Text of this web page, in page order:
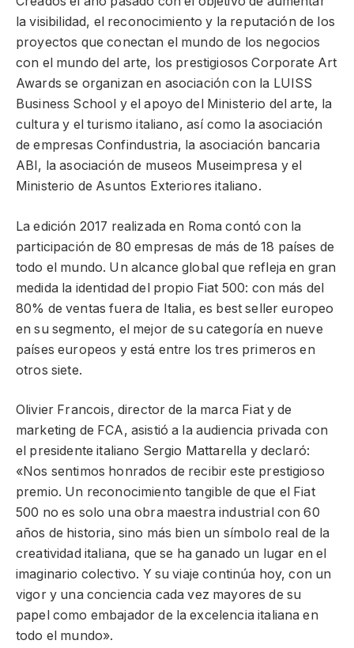
la visibilidad, el reconocimiento y la reputación de los
proyectos que conectan el mundo de los negocios
con el mundo del arte, los prestigiosos Corporate Art
Awards se organizan en asociación con la LUISS
Business School y el apoyo del Ministerio del arte, la
cultura y el turismo italiano, así como la asociación
de empresas Confindustria, la asociación bancaria
ABI, la asociación de museos Museimpresa y el
Ministerio de Asuntos Exteriores italiano.
La edición 2017 realizada en Roma contó con la
participación de 80 empresas de más de 18 países de
todo el mundo. Un alcance global que refleja en gran
medida la identidad del propio Fiat 500: con más del
80% de ventas fuera de Italia, es best seller europeo
en su segmento, el mejor de su categoría en nueve
países europeos y está entre los tres primeros en
otros siete.
Olivier Francois, director de la marca Fiat y de
marketing de FCA, asistió a la audiencia privada con
el presidente italiano Sergio Mattarella y declaró:
«Nos sentimos honrados de recibir este prestigioso
premio. Un reconocimiento tangible de que el Fiat
500 no es solo una obra maestra industrial con 60
años de historia, sino más bien un símbolo real de la
creatividad italiana, que se ha ganado un lugar en el
imaginario colectivo. Y su viaje continúa hoy, con un
vigor y una conciencia cada vez mayores de su
papel como embajador de la excelencia italiana en
todo el mundo».